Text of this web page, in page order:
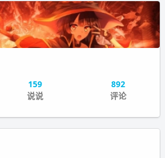
159
说说
892
评论